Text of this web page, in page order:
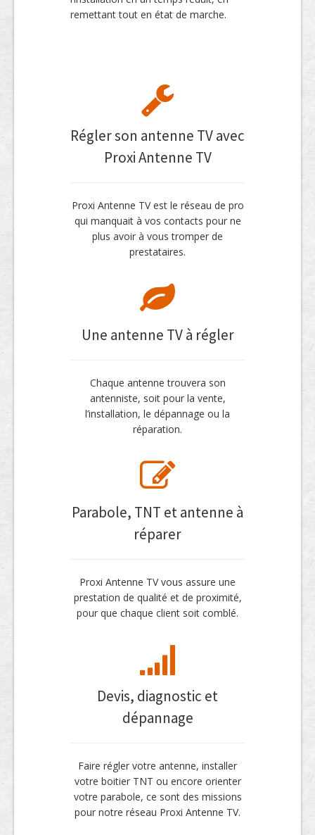
remettant tout en état de marche.
Régler son antenne TV avec
Proxi Antenne TV
Proxi Antenne TV est le réseau de pro
qui manquait à vos contacts pour ne
plus avoir à vous tromper de
prestataires.
Une antenne TV à régler
Chaque antenne trouvera son
antenniste, soit pour la vente,
l’installation, le dépannage ou la
réparation.
Parabole, TNT et antenne à
réparer
Proxi Antenne TV vous assure une
prestation de qualité et de proximité,
pour que chaque client soit comblé.
Devis, diagnostic et
dépannage
Faire régler votre antenne, installer
votre boitier TNT ou encore orienter
votre parabole, ce sont des missions
pour notre réseau Proxi Antenne TV.